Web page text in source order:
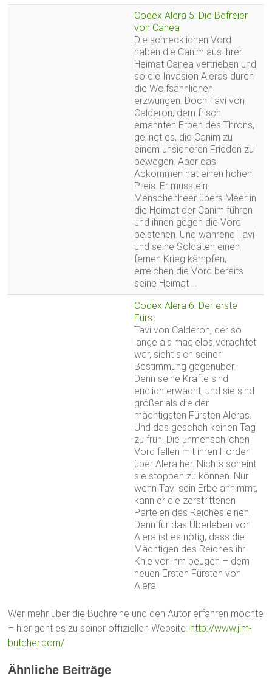
Codex Alera 5: Die Befreier
von Canea
Die schrecklichen Vord
haben die Canim aus ihrer
Heimat Canea vertrieben und
so die Invasion Aleras durch
die Wolfsähnlichen
erzwungen. Doch Tavi von
Calderon, dem frisch
ernannten Erben des Throns,
gelingt es, die Canim zu
einem unsicheren Frieden zu
bewegen. Aber das
Abkommen hat einen hohen
Preis. Er muss ein
Menschenheer übers Meer in
die Heimat der Canim führen
und ihnen gegen die Vord
beistehen. Und während Tavi
und seine Soldaten einen
fernen Krieg kämpfen,
erreichen die Vord bereits
seine Heimat …
Codex Alera 6: Der erste
Fürst
Tavi von Calderon, der so
lange als magielos verachtet
war, sieht sich seiner
Bestimmung gegenüber.
Denn seine Kräfte sind
endlich erwacht, und sie sind
größer als die der
mächtigsten Fürsten Aleras.
Und das geschah keinen Tag
zu früh! Die unmenschlichen
Vord fallen mit ihren Horden
über Alera her. Nichts scheint
sie stoppen zu können. Nur
wenn Tavi sein Erbe annimmt,
kann er die zerstrittenen
Parteien des Reiches einen.
Denn für das Überleben von
Alera ist es nötig, dass die
Mächtigen des Reiches ihr
Knie vor ihm beugen – dem
neuen Ersten Fürsten von
Alera!
Wer mehr über die Buchreihe und den Autor erfahren möchte
– hier geht es zu seiner offiziellen Website: http://www.jim-
butcher.com/
Ähnliche Beiträge